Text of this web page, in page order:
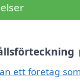
ett företag